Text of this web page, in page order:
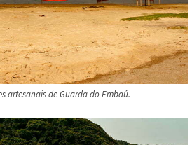
artesanais de Guarda do Embaú.